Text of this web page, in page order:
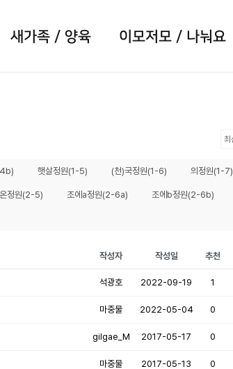
새가족 / 양육 이모저모 / 나눠요
햇살정원(1-5) (천)국정원(1-6) 의정원(1-7)
정원(2-5) 조에a정원(2-6a) 조에b정원(2-6b)
작성자 작성일 추천
석광호 2022-09-19 1
마중물 2022-05-04 0
gilgae_M 2017-05-17 0
마중물 2017-05-13 0